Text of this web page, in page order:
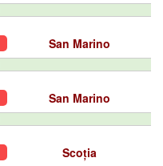
San Marino
San Marino
Scoția